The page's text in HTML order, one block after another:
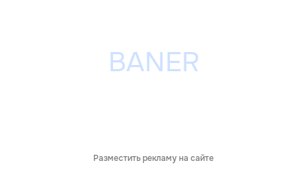
Разместить рекламу на сайте